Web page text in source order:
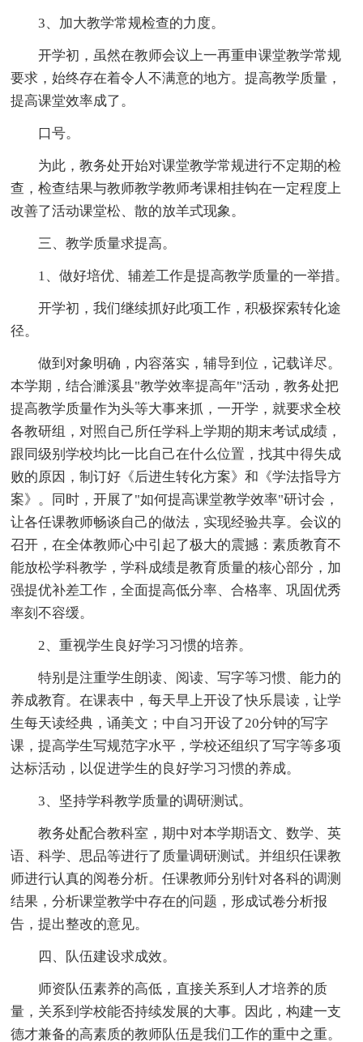
3、加大教学常规检查的力度。
开学初，虽然在教师会议上一再重申课堂教学常规
要求，始终存在着令人不满意的地方。提高教学质量，
提高课堂效率成了。
口号。
为此，教务处开始对课堂教学常规进行不定期的检
查，检查结果与教师教学教师考课相挂钩在一定程度上
改善了活动课堂松、散的放羊式现象。
三、教学质量求提高。
1、做好培优、辅差工作是提高教学质量的一举措。
开学初，我们继续抓好此项工作，积极探索转化途
径。
做到对象明确，内容落实，辅导到位，记载详尽。
本学期，结合濉溪县"教学效率提高年"活动，教务处把
提高教学质量作为头等大事来抓，一开学，就要求全校
各教研组，对照自己所任学科上学期的期末考试成绩，
跟同级别学校均比一比自己在什么位置，找其中得失成
败的原因，制订好《后进生转化方案》和《学法指导方
案》。同时，开展了"如何提高课堂教学效率"研讨会，
让各任课教师畅谈自己的做法，实现经验共享。会议的
召开，在全体教师心中引起了极大的震撼：素质教育不
能放松学科教学，学科成绩是教育质量的核心部分，加
强提优补差工作，全面提高低分率、合格率、巩固优秀
率刻不容缓。
2、重视学生良好学习习惯的培养。
特别是注重学生朗读、阅读、写字等习惯、能力的
养成教育。在课表中，每天早上开设了快乐晨读，让学
生每天读经典，诵美文；中自习开设了20分钟的写字
课，提高学生写规范字水平，学校还组织了写字等多项
达标活动，以促进学生的良好学习习惯的养成。
3、坚持学科教学质量的调研测试。
教务处配合教科室，期中对本学期语文、数学、英
语、科学、思品等进行了质量调研测试。并组织任课教
师进行认真的阅卷分析。任课教师分别针对各科的调测
结果，分析课堂教学中存在的问题，形成试卷分析报
告，提出整改的意见。
四、队伍建设求成效。
师资队伍素养的高低，直接关系到人才培养的质
量，关系到学校能否持续发展的大事。因此，构建一支
德才兼备的高素质的教师队伍是我们工作的重中之重。